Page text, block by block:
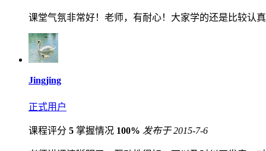
课堂气氛非常好！老师，有耐心！大家学的还是比较认
Jingjing
正式用户
课程评分 5 掌握情况 100% 发布于 2015-7-6